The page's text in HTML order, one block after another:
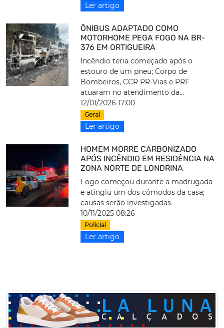
Ler artigo
ÔNIBUS ADAPTADO COMO
MOTORHOME PEGA FOGO NA BR-
376 EM ORTIGUEIRA
Incêndio teria começado após o
estouro de um pneu; Corpo de
Bombeiros, CCR PR-Vias e PRF
atuaram no atendimento da...
12/01/2026 17:00
Geral
Ler artigo
HOMEM MORRE CARBONIZADO
APÓS INCÊNDIO EM RESIDÊNCIA NA
ZONA NORTE DE LONDRINA
Fogo começou durante a madrugada
e atingiu um dos cômodos da casa;
causas serão investigadas
10/11/2025 08:26
Policial
Ler artigo